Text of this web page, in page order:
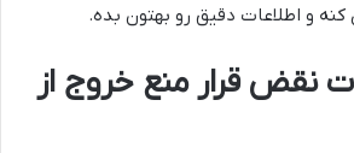
کنه و اطلاعات دقیق رو بهتون بده.
نقض قرار منع خروج از